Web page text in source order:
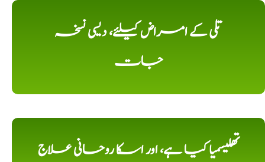
تلی کے امراض کیلئے، دیسی نسخہ
جات
تھلیسمیا کیا ہے، اور اسکا روحانی علاج